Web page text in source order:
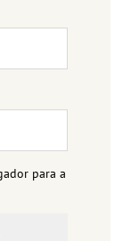
para a